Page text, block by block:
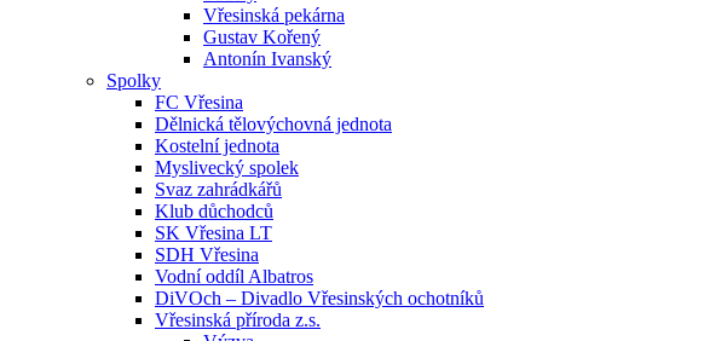
Vřesinská pekárna
Gustav Kořený
Antonín Ivanský
Spolky
FC Vřesina
Dělnická tělovýchovná jednota
Kostelní jednota
Myslivecký spolek
Svaz zahrádkářů
Klub důchodců
SK Vřesina LT
SDH Vřesina
Vodní oddíl Albatros
DiVOch – Divadlo Vřesinských ochotníků
Vřesinská příroda z.s.